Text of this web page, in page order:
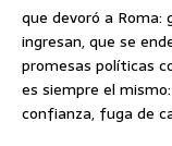
que devoró a Roma:
ingresan, que se
promesas políticas
es siempre el
confianza, fuga de